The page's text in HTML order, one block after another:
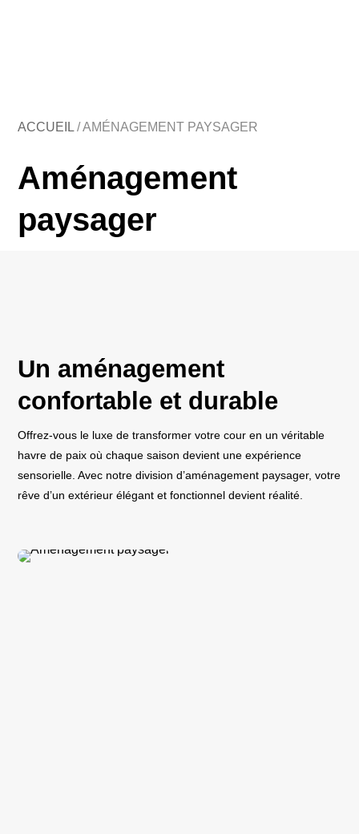
ACCUEIL /AMÉNAGEMENT PAYSAGER
Aménagement
paysager
Un aménagement
confortable et durable
Offrez-vous le luxe de transformer votre cour en un véritable
havre de paix où chaque saison devient une expérience
sensorielle. Avec notre division d’aménagement paysager, votre
rêve d’un extérieur élégant et fonctionnel devient réalité.